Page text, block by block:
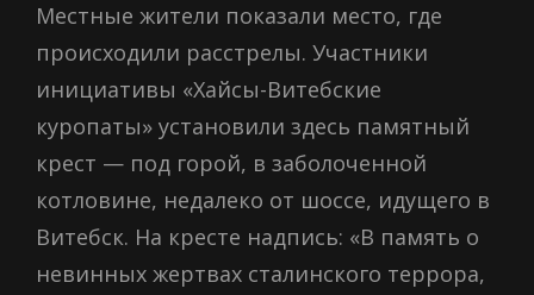
Местные жители показали место, где
происходили расстрелы. Участники
инициативы «Хайсы-Витебские
куропаты» установили здесь памятный
крест — под горой, в заболоченной
котловине, недалеко от шоссе, идущего в
Витебск. На кресте надпись: «В память о
невинных жертвах сталинского террора,